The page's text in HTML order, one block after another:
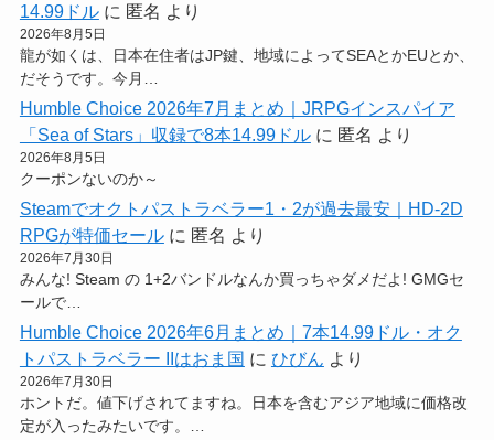
14.99ドルに 匿名 より
2026年8月5日
龍が如くは、日本在住者はJP鍵、地域によってSEAとかEUとか、
だそうです。今月…
Humble Choice 2026年7月まとめ｜JRPGインスパイア
「Sea of Stars」収録で8本14.99ドルに 匿名 より
2026年8月5日
クーポンないのか～
Steamでオクトパストラベラー1・2が過去最安｜HD-2D
RPGが特価セールに 匿名 より
2026年7月30日
みんな! Steam の 1+2バンドルなんか買っちゃダメだよ! GMGセ
ールで…
Humble Choice 2026年6月まとめ｜7本14.99ドル・オク
トパストラベラー IIはおま国 に ひびん より
2026年7月30日
ホントだ。値下げされてますね。日本を含むアジア地域に価格改
定が入ったみたいです。…